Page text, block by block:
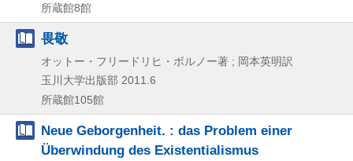
所蔵館8館
畏敬
オットー・フリードリヒ・ボルノー著 ; 岡本英明訳
玉川大学出版部 2011.6
所蔵館105館
Neue Geborgenheit. : das Problem einer
Überwindung des Existentialismus